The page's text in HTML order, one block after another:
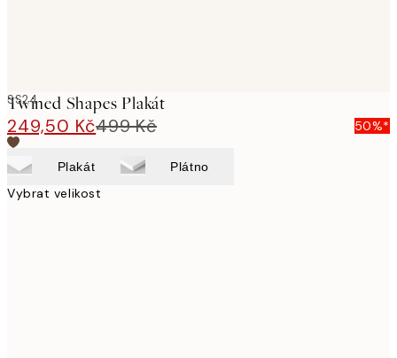
SS24
Twined Shapes Plakát
249,50 Kč499 Kč 50%*
Plakát Plátno
Vybrat velikost